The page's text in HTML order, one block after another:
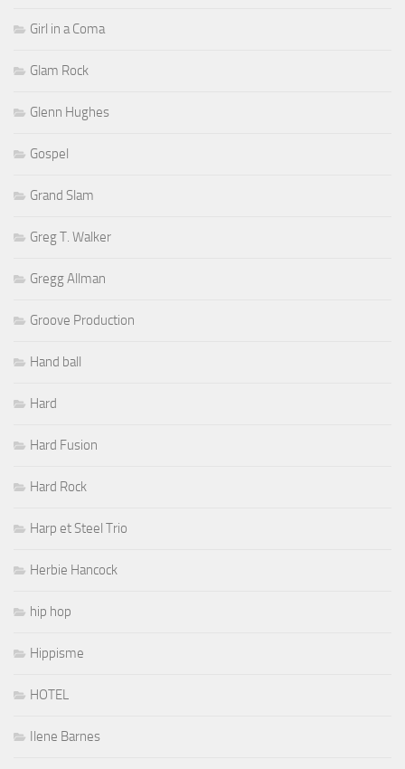
Girl in a Coma
Glam Rock
Glenn Hughes
Gospel
Grand Slam
Greg T. Walker
Gregg Allman
Groove Production
Hand ball
Hard
Hard Fusion
Hard Rock
Harp et Steel Trio
Herbie Hancock
hip hop
Hippisme
HOTEL
Ilene Barnes